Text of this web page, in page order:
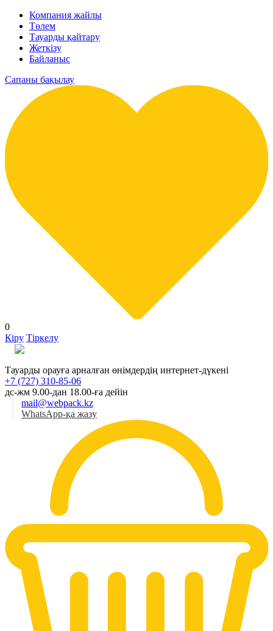
Компания жайлы
Төлем
Тауарды қайтару
Жеткізу
Байланыс
Сапаны бақылау
0
Кіру Тіркелу
Тауарды орауға арналған өнімдердің интернет-дүкені
+7 (727) 310-85-06
дс-жм 9.00-дан 18.00-ға дейін
mail@webpack.kz
WhatsApp-қа жазу